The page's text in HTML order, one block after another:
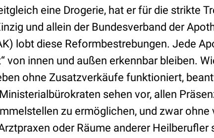
eine Drogerie, hat er für die strikte
und allein der Bundesverband der
lobt diese Reformbestrebungen. Jede
von innen und außen erkennbar bleiben.
ohne Zusatzverkäufe funktioniert,
sehen vor, allen
zu ermöglichen, und zwar ohne
oder Räume anderer Heilberufler